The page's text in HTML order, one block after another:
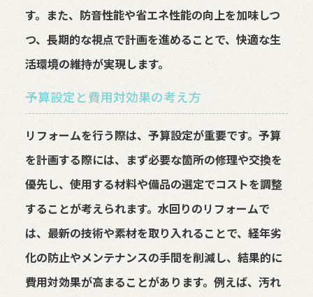
す。また、防音性能や省エネ性能の向上を加味しつ
つ、長期的な視点で計画を進めることで、快適な生
活環境の維持が実現します。
予算設定と費用対効果の考え方
リフォームを行う際は、予算設定が重要です。予算
を計画する際には、まず必要な箇所の修理や交換を
優先し、使用する材料や備品の選定でコストを調整
することが考えられます。水回りのリフォームで
は、最新の技術や素材を取り入れることで、経年劣
化の防止やメンテナンスの手間を削減し、結果的に
費用対効果が高まることがあります。例えば、汚れ